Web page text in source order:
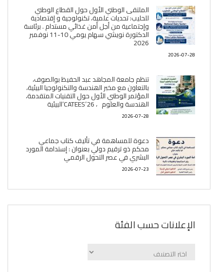
الملتقى الوطني الأول حول القطاع الوطني
للحليب: تحديات علمية، تكنولوجية و إقتصادية
وإجتماعية من أجل أمن غذائي مستدام . برئاسة
الدكتورة نويشي سهام يومي 10-11 نوفمبر
2026
2026-07-28
تنظم جامعة المجاهد عبد الحفيظ بوالصوف،
بالتعاون مع مخبر الھندسة والتكنولوجيا البیئیة،
المؤتمر الوطني الأول حول التقنيات المتقدمة،
الھندسة والعلوم ، CATEES’26’البیئية
2026-07-28
دعوة للمساهمة في تأليف كتاب جماعي
محكم ذو ترقيم دولي بعنوان : إستدامة المورد
البشري في عصر التحول الرقمي
2026-07-23
الإعلانات حسب الفئة
الإعلانات